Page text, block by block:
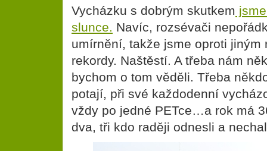
Vycházku s dobrým skutkem
slunce. Navíc, rozsévači
umírnění, takže jsme oproti jiným
rekordy. Naštěstí. A třeba nám
bychom o tom věděli. Třeba
potají, při své každodenní
vždy po jedné PETce…a rok má
dva, tři kdo raději odnesli a